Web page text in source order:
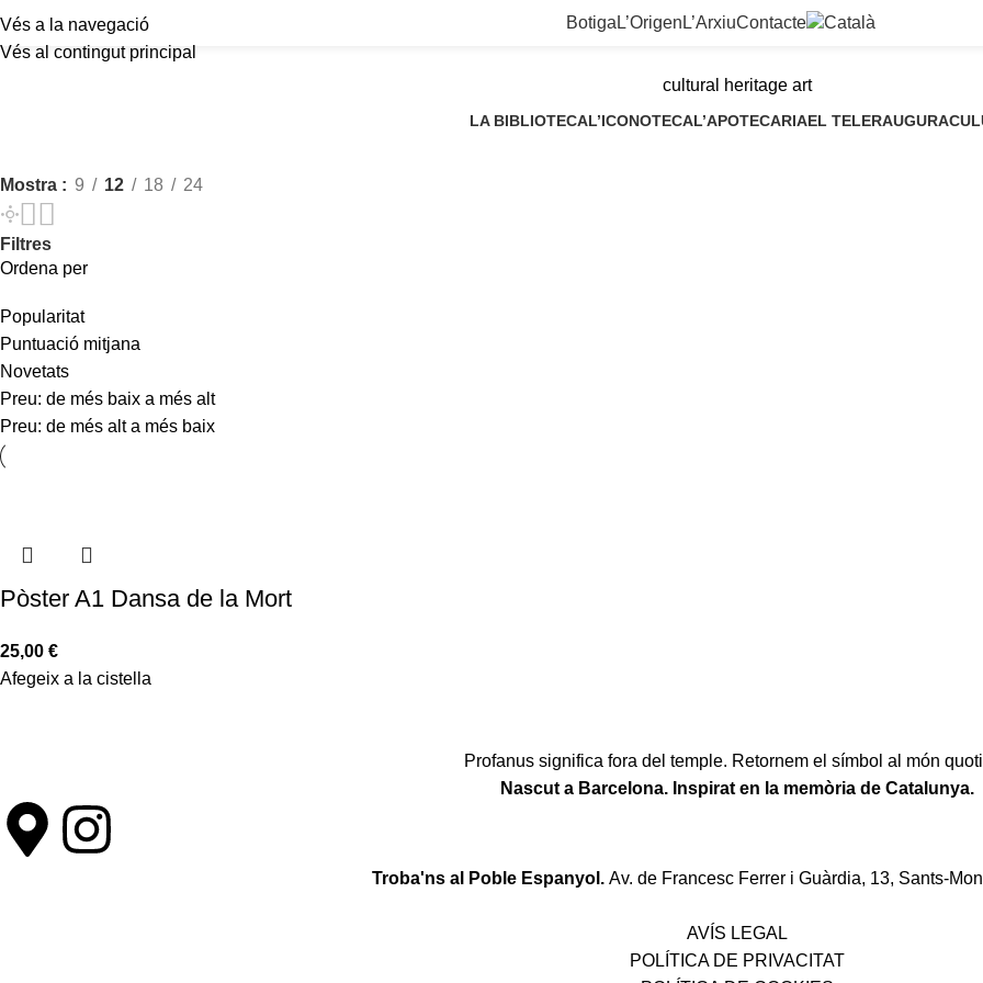
Vés a la navegació
Vés al contingut principal
Botiga L’Origen L’ArxiuContacte
cultural heritage art
LA BIBLIOTECAL’ICONOTECAL’APOTECARIAEL TELER
Mostra 9 12 18 24
Filtres
Ordena per
Popularitat
Puntuació mitjana
Novetats
Preu: de més baix a més alt
Preu: de més alt a més baix
Pòster A1 Dansa de la Mort
25,00 €
Afegeix a la cistella
Profanus significa fora del temple. Retornem el símbol al món
Nascut a Barcelona. Inspirat en la memòria de Catalunya.
Troba'ns al Poble Espanyol. Av. de Francesc Ferrer i Guàrdia, 13, Sants-
AVÍS LEGAL
POLÍTICA DE PRIVACITAT